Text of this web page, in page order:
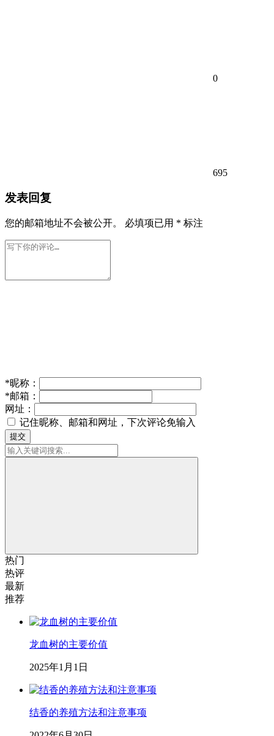
0
695
发表回复
您的邮箱地址不会被公开。 必填项已用 * 标注
*昵称：
*邮箱：
网址：
记住昵称、邮箱和网址，下次评论免输入
提交
热门
热评
最新
推荐
龙血树的主要价值
2025年1月1日
结香的养殖方法和注意事项